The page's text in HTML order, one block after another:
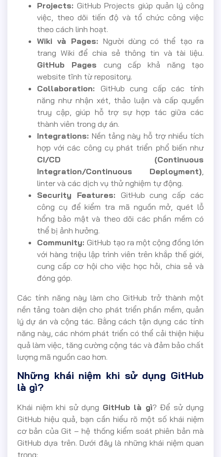
Projects:GitHub Projects giúp quản lý công
việc, theo dõi tiến độ và tổ chức công việc
theo cách linh hoạt.
Wiki và Pages: Người dùng có thể tạo ra
trang Wiki để chia sẻ thông tin và tài liệu.
GitHub Pages cung cấp khả năng tạo
website tĩnh từ repository.
Collaboration: GitHub cung cấp các tính
năng như nhận xét, thảo luận và cấp quyền
truy cập, giúp hỗ trợ sự hợp tác giữa các
thành viên trong dự án.
Integrations:Nền tảng này hỗ trợ nhiều tích
hợp với các công cụ phát triển phổ biến như
CI/CD (Continuous
Integration/Continuous Deployment),
linter và các dịch vụ thử nghiệm tự động.
Security Features: GitHub cung cấp các
công cụ để kiểm tra mã nguồn mở, quét lỗ
hổng bảo mật và theo dõi các phần mềm có
thể bị ảnh hưởng.
Community: GitHub tạo ra một cộng đồng lớn
với hàng triệu lập trình viên trên khắp thế giới,
cung cấp cơ hội cho việc học hỏi, chia sẻ và
đóng góp.
Các tính năng này làm cho GitHub trở thành một
nền tảng toàn diện cho phát triển phần mềm, quản
lý dự án và cộng tác. Bằng cách tận dụng các tính
năng này, các nhóm phát triển có thể cải thiện hiệu
quả làm việc, tăng cường cộng tác và đảm bảo chất
lượng mã nguồn cao hơn.
Những khái niệm khi sử dụng GitHub
là gì?
Khái niệm khi sử dụng GitHub là gì? Để sử dụng
GitHub hiệu quả, bạn cần hiểu rõ một số khái niệm
cơ bản của Git – hệ thống kiểm soát phiên bản mà
GitHub dựa trên. Dưới đây là những khái niệm quan
trọng: